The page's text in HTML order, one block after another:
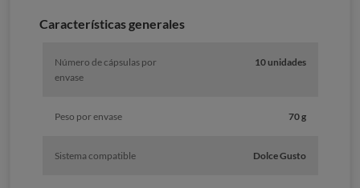
Características generales
Número de cápsulas por
envase
10 unidades
Peso por envase 70 g
Sistema compatible Dolce Gusto